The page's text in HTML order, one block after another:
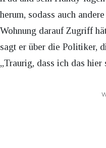
herum, sodass auch
Wohnung darauf Zugriff
sagt er über die Politiker,
„Traurig, dass ich das hier